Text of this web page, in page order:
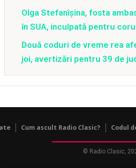
Olga Stefanîşina, fosta
în SUA, inculpată pentru
Două coduri de vreme rea
joi, avertizări pentru 39 de
Cum ascult Radio Clasic? Codul
© Radio Clasic,